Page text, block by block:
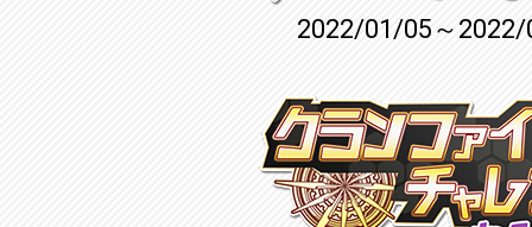
2022/01/05～